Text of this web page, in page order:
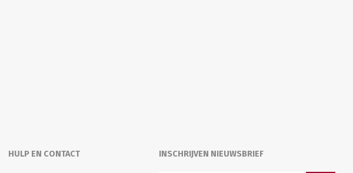
HULP EN CONTACT INSCHRIJVEN NIEUWSBRIEF